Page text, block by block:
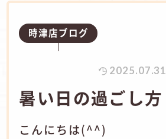
時津店ブログ
2025.07.31
暑い日の過ごし
こんにちは(^^)